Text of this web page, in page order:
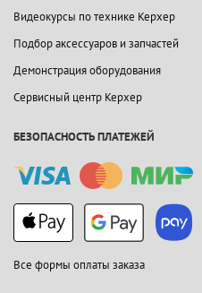
Видеокурсы по технике Керхер
Подбор аксессуаров и запчастей
Демонстрация оборудования
Сервисный центр Керхер
БЕЗОПАСНОСТЬ ПЛАТЕЖЕЙ
Все формы оплаты заказа